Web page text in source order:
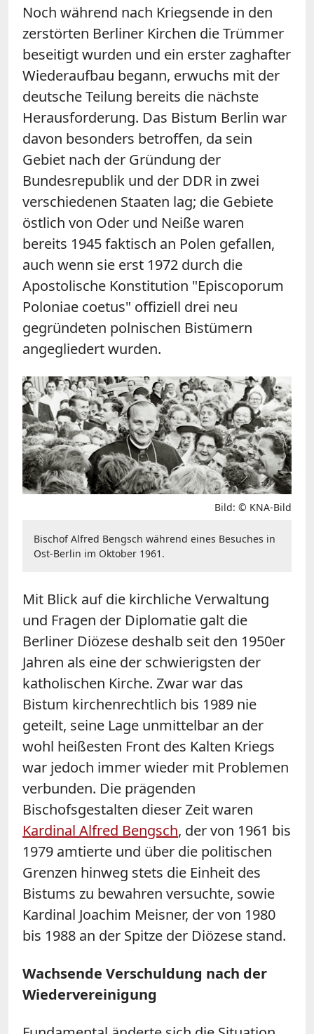
Noch während nach Kriegsende in den
zerstörten Berliner Kirchen die Trümmer
beseitigt wurden und ein erster zaghafter
Wiederaufbau begann, erwuchs mit der
deutsche Teilung bereits die nächste
Herausforderung. Das Bistum Berlin war
davon besonders betroffen, da sein
Gebiet nach der Gründung der
Bundesrepublik und der DDR in zwei
verschiedenen Staaten lag; die Gebiete
östlich von Oder und Neiße waren
bereits 1945 faktisch an Polen gefallen,
auch wenn sie erst 1972 durch die
Apostolische Konstitution "Episcoporum
Poloniae coetus" offiziell drei neu
gegründeten polnischen Bistümern
angegliedert wurden.
Bild: © KNA-Bild
Bischof Alfred Bengsch während eines Besuches in
Ost-Berlin im Oktober 1961.
Mit Blick auf die kirchliche Verwaltung
und Fragen der Diplomatie galt die
Berliner Diözese deshalb seit den 1950er
Jahren als eine der schwierigsten der
katholischen Kirche. Zwar war das
Bistum kirchenrechtlich bis 1989 nie
geteilt, seine Lage unmittelbar an der
wohl heißesten Front des Kalten Kriegs
war jedoch immer wieder mit Problemen
verbunden. Die prägenden
Bischofsgestalten dieser Zeit waren
Kardinal Alfred Bengsch, der von 1961 bis
1979 amtierte und über die politischen
Grenzen hinweg stets die Einheit des
Bistums zu bewahren versuchte, sowie
Kardinal Joachim Meisner, der von 1980
bis 1988 an der Spitze der Diözese stand.
Wachsende Verschuldung nach der
Wiedervereinigung